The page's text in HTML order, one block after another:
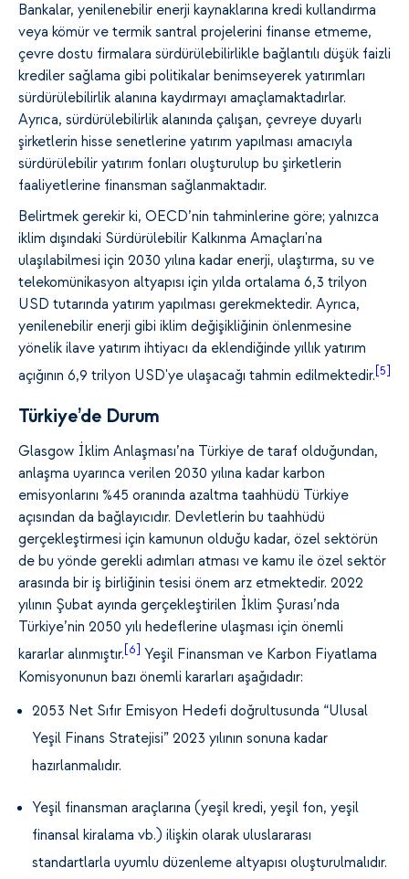
Bankalar, yenilenebilir enerji kaynaklarına kredi kullandırma
veya kömür ve termik santral projelerini finanse etmeme,
çevre dostu firmalara sürdürülebilirlikle bağlantılı düşük faizli
krediler sağlama gibi politikalar benimseyerek yatırımları
sürdürülebilirlik alanına kaydırmayı amaçlamaktadırlar.
Ayrıca, sürdürülebilirlik alanında çalışan, çevreye duyarlı
şirketlerin hisse senetlerine yatırım yapılması amacıyla
sürdürülebilir yatırım fonları oluşturulup bu şirketlerin
faaliyetlerine finansman sağlanmaktadır.
Belirtmek gerekir ki, OECD’nin tahminlerine göre; yalnızca
iklim dışındaki Sürdürülebilir Kalkınma Amaçları'na
ulaşılabilmesi için 2030 yılına kadar enerji, ulaştırma, su ve
telekomünikasyon altyapısı için yılda ortalama 6,3 trilyon
USD tutarında yatırım yapılması gerekmektedir. Ayrıca,
yenilenebilir enerji gibi iklim değişikliğinin önlenmesine
yönelik ilave yatırım ihtiyacı da eklendiğinde yıllık yatırım
açığının 6,9 trilyon USD'ye ulaşacağı tahmin edilmektedir. [5]
Türkiye’de Durum
Glasgow İklim Anlaşması’na Türkiye de taraf olduğundan,
anlaşma uyarınca verilen 2030 yılına kadar karbon
emisyonlarını %45 oranında azaltma taahhüdü Türkiye
açısından da bağlayıcıdır. Devletlerin bu taahhüdü
gerçekleştirmesi için kamunun olduğu kadar, özel sektörün
de bu yönde gerekli adımları atması ve kamu ile özel sektör
arasında bir iş birliğinin tesisi önem arz etmektedir. 2022
yılının Şubat ayında gerçekleştirilen İklim Şurası’nda
Türkiye’nin 2050 yılı hedeflerine ulaşması için önemli
kararlar alınmıştır. [6]
Yeşil Finansman ve Karbon Fiyatlama
Komisyonunun bazı önemli kararları aşağıdadır:
2053 Net Sıfır Emisyon Hedefi doğrultusunda “Ulusal
Yeşil Finans Stratejisi” 2023 yılının sonuna kadar
hazırlanmalıdır.
Yeşil finansman araçlarına (yeşil kredi, yeşil fon, yeşil
finansal kiralama vb.) ilişkin olarak uluslararası
standartlarla uyumlu düzenleme altyapısı oluşturulmalıdır.